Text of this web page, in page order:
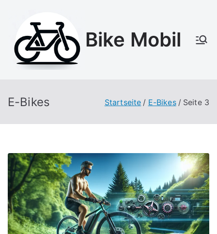
springen
Bike Mobil
E-Bikes Startseite E-Bikes Seite 3